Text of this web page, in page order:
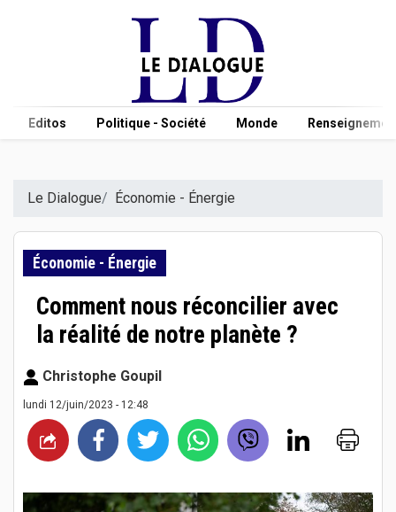
Editos Politique - Société Monde
Le Dialogue Économie - Énergie
Économie - Énergie
Comment nous réconcilier avec
la réalité de notre planète ?
Christophe Goupil
lundi 12/juin/2023 - 12:48